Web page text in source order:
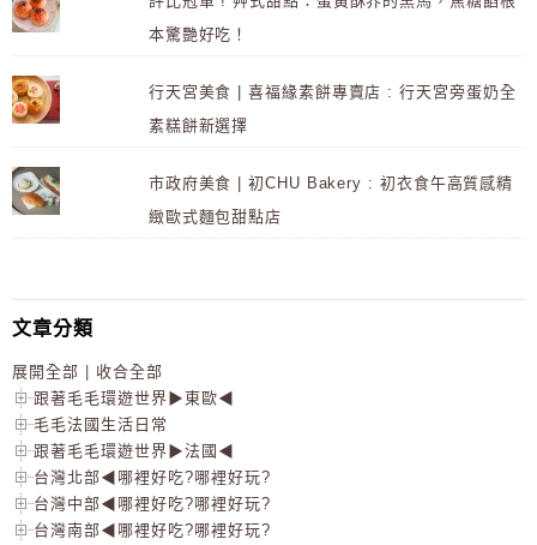
本驚艷好吃！
行天宮美食 | 喜福緣素餅專賣店 : 行天宮旁蛋奶全
素糕餅新選擇
市政府美食 | 初CHU Bakery : 初衣食午高質感精
緻歐式麵包甜點店
文章分類
展開全部 | 收合全部
跟著毛毛環遊世界▶東歐◀
毛毛法國生活日常
跟著毛毛環遊世界▶法國◀
台灣北部◀哪裡好吃?哪裡好玩?
台灣中部◀哪裡好吃?哪裡好玩?
台灣南部◀哪裡好吃?哪裡好玩?